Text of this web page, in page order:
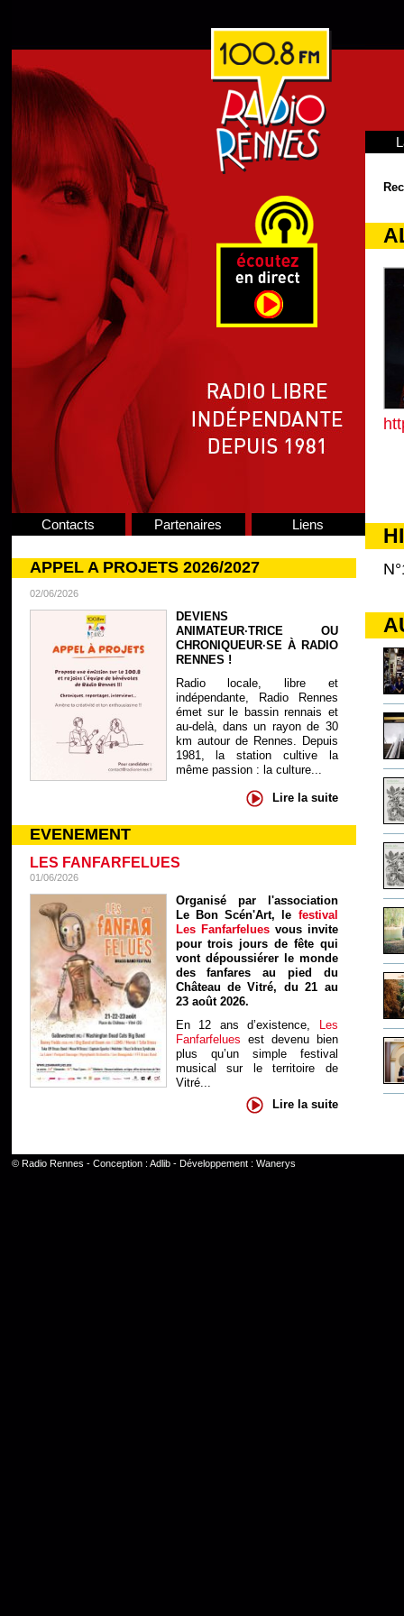
Contacts Partenaires Liens
APPEL A PROJETS 2026/2027
02/06/2026
DEVIENS
ANIMATEUR·TRICE OU
CHRONIQUEUR·SE À RADIO
RENNES !
Radio locale, libre et
indépendante, Radio Rennes
émet sur le bassin rennais et
au-delà, dans un rayon de 30
km autour de Rennes. Depuis
1981, la station cultive la
même passion : la culture...
Lire la suite
EVENEMENT
LES FANFARFELUES
01/06/2026
Organisé par l'association
Le Bon Scén'Art, le festival
Les Fanfarfelues vous invite
pour trois jours de fête qui
vont dépoussiérer le monde
des fanfares au pied du
Château de Vitré, du 21 au
23 août 2026.
En 12 ans d’existence, Les
Fanfarfelues est devenu bien
plus qu’un simple festival
musical sur le territoire de
Vitré...
Lire la suite
© Radio Rennes - Conception : Adlib- Développement : Wanerys